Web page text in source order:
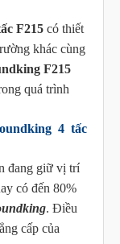
F215 có thiết
khác cùng
F215
quá trình
4 tấc
đang giữ vị trí
có đến 80%
. Điều
cấp của